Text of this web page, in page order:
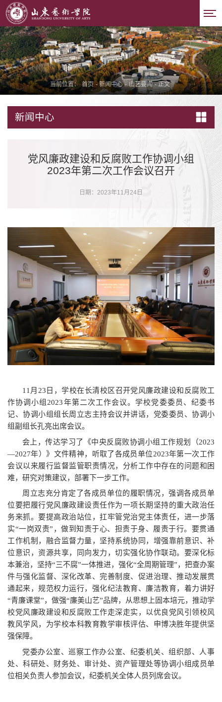
当前位置： 首页 - 新闻中心 - 山艺要闻 - 正文
新闻中心
党风廉政建设和反腐败工作协调小组
2023年第二次工作会议召开
日期：2023年11月24日
11月23日，学校在长清校区召开党风廉政建设和反腐败工
作协调小组2023年第二次工作会议。学校党委委员、纪委书
记、协调小组组长周立志主持会议并讲话，党委委员、协调小
组副组长孔亮出席会议。
会上，传达学习了《中央反腐败协调小组工作规划（2023
—2027年）》文件精神，听取了各成员单位2023年第一次工作
会议以来履行监督监管职责情况，分析工作中存在的问题和困
难，研究对策建议，部署下一步工作。
周立志充分肯定了各成员单位的履职情况，强调各成员单
位要把履行党风廉政建设责任作为一项长期坚持的重大政治任
务来抓。要提高政治站位，扛牢管党治党主体责任，进一步落
实“一岗双责”，做到知责于心、担责于身、履责于行。要贯通
工作机制，融合监督力量，坚持系统协同，增强靠前意识、补
位意识，资源共享，同向发力，切实强化协作联动。要深化标
本兼治，坚持“三不腐”一体推进，强化“全周期管理”，把查办案
件与强化监督、深化改革、完善制度、促进治理、推动发展贯
通起来，规范权力运行，强化纪法教育、廉洁教育，着力讲好
“青廉课堂”，做强“廉美山艺”品牌，从思想上固本培元，推动学
校党风廉政建设和反腐败工作走深走实，以优良党风引领校风
教风学风，为学校本科教育教学审核评估、申博决胜年提供坚
强保障。
党委办公室、巡察工作办公室、纪委机关、组织部、人事
处、科研处、财务处、审计处、资产管理处等协调小组成员单
位相关负责人参加会议，纪委机关全体人员列席会议。